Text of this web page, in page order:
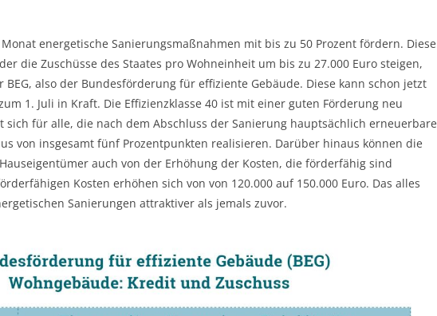
energetische Sanierungsmaßnahmen mit bis zu 50 Prozent fördern. Diese
die Zuschüsse des Staates pro Wohneinheit um bis zu 27.000 Euro steigen,
also der Bundesförderung für effiziente Gebäude. Diese kann schon jetzt
1. Juli in Kraft. Die Effizienzklasse 40 ist mit einer guten Förderung neu
sich für alle, die nach dem Abschluss der Sanierung hauptsächlich erneuerbare
von insgesamt fünf Prozentpunkten realisieren. Darüber hinaus können die
auch von der Erhöhung der Kosten, die förderfähig sind
Kosten erhöhen sich von von 120.000 auf 150.000 Euro. Das alles
Sanierungen attraktiver als jemals zuvor.